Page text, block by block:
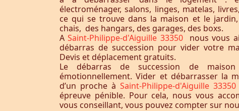
électroménager, salons, linges, matelas,
ce qui se trouve dans la maison et le jardin,
chais, des hangars, des garages, des boxs.
ASaint-Philippe-d'Aiguille 33350 nous vous
débarras de succession pour vider votre
Devis et déplacement gratuits.
Le débarras de succession de
émotionnellement. Vider et débarrasser la
d’un proche à Saint-Philippe-d'Aiguille 33350
épreuve pénible. Pour cela, nous vous
vous conseillant, vous pouvez compter sur